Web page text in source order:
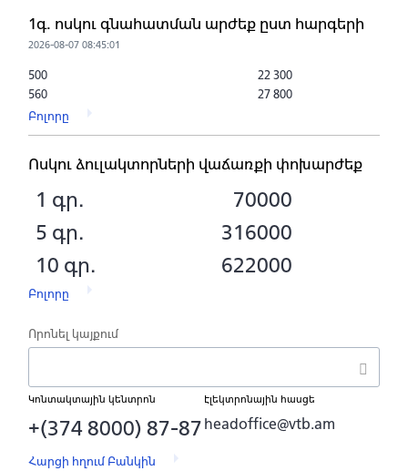
1գ. ոսկու գնահատման արժեք ըստ հարգերի
2026-08-07 08:45:01
500
22 300
560
27 800
Բոլորը
Ոսկու ձուլակտորների վաճառքի փոխարժեք
1 գր.
70000
5 գր.
316000
10 գր.
622000
Բոլորը
Որոնել կայքում
Կոնտակտային կենտրոն
+(374 8000) 87-87
Էլեկտրոնային հասցե
headoffice@vtb.am
Հարցի հղում Բանկին